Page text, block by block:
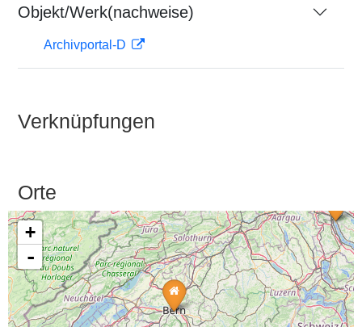
Objekt/Werk(nachweise)
Archivportal-D
Verknüpfungen
Orte
+
-